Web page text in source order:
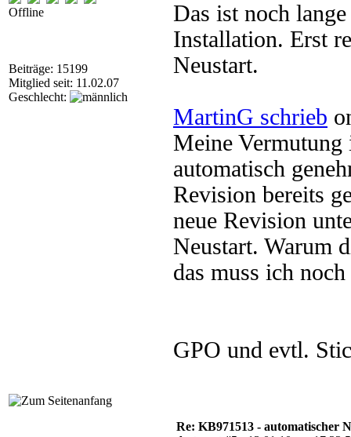
Offline
Beiträge: 15199
Mitglied seit: 11.02.07
Geschlecht:
Das ist noch
Installation. Erst
Neustart.
MartinG schrieb
Meine Vermutung
automatisch
Revision bereits
neue Revision
Neustart. Warum
das muss ich
GPO und evtl.
Re: KB971513 - automatischer